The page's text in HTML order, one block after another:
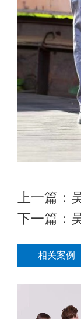
上一篇：
下一篇：
相关案例